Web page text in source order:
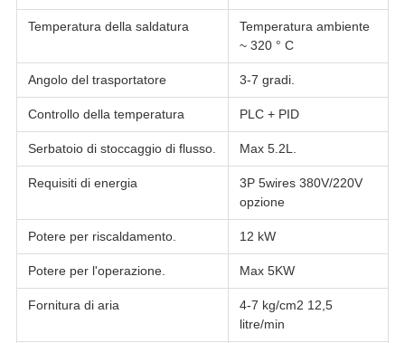
Temperatura della saldatura
Temperatura ambiente
~ 320 ° C
Angolo del trasportatore 3-7 gradi.
Controllo della temperatura PLC + PID
Serbatoio di stoccaggio di flusso. Max 5.2L.
Requisiti di energia
3P 5wires 380V/220V
opzione
Potere per riscaldamento. 12 kW
Potere per l'operazione. Max 5KW
Fornitura di aria
4-7 kg/cm2 12,5
litre/min